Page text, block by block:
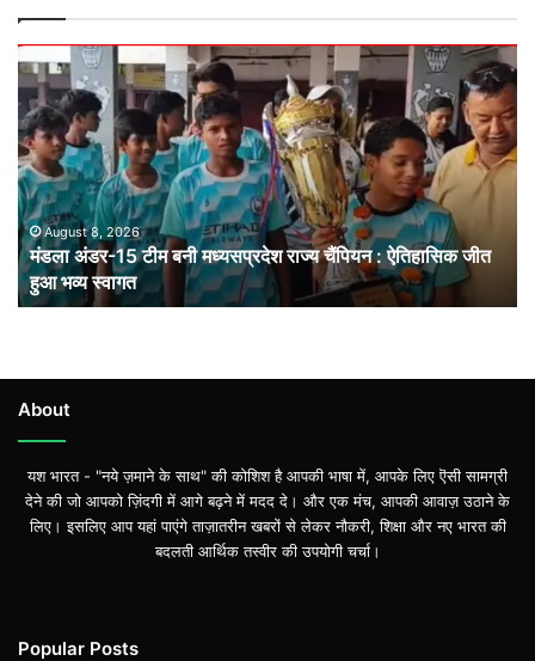
अंडर-15
टीम
बनी
मध्यसप्रदेश
राज्य
चैंपियन
: ऐतिहासिक
जीत
हुआ
भव्य
August 8, 2026
मंडला अंडर-15 टीम बनी मध्यसप्रदेश राज्य चैंपियन : ऐतिहासिक जीत
हुआ भव्य स्वागत
About
यश भारत - "नये ज़माने के साथ" की कोशिश है आपकी भाषा में, आपके लिए ऎसी सामग्री
देने की जो आपको ज़िंदगी में आगे बढ़ने में मदद दे। और एक मंच, आपकी आवाज़ उठाने के
लिए। इसलिए आप यहां पाएंगे ताज़ातरीन खबरों से लेकर नौकरी, शिक्षा और नए भारत की
बदलती आर्थिक तस्वीर की उपयोगी चर्चा।
Popular Posts